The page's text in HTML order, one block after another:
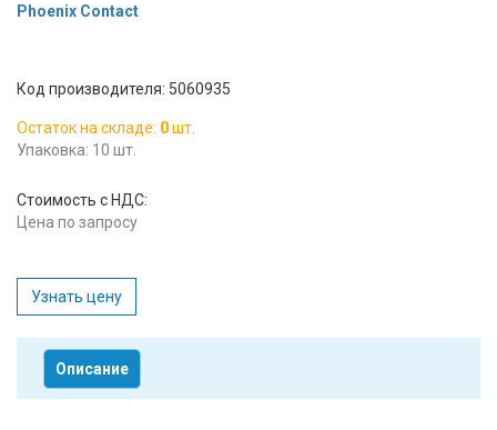
Тех.
поддержка
Блог
Phoenix Contact
Код производителя: 5060935
Остаток на складе: 0шт.
Упаковка: 10 шт.
Стоимость с НДС:
Цена по запросу
Узнать цену
Описание